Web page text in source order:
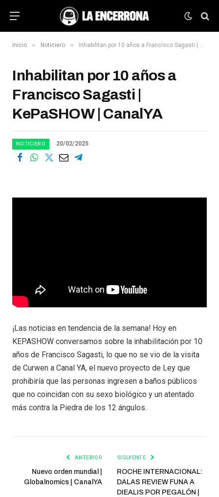
Inicio » Noticiero » Inhabilitan por 10 años a Francisco Sagasti | KePaSHOW | CanalYA
Inhabilitan por 10 años a
Francisco Sagasti |
KePaSHOW | CanalYA
NOTICIERO 20/02/2025
¡Las noticias en tendencia de la semana! Hoy en
KEPASHOW conversamos sobre la inhabilitación por 10
años de Francisco Sagasti, lo que no se vio de la visita
de Curwen a Canal YA, el nuevo proyecto de Ley que
prohibiría que las personas ingresen a baños públicos
que no coincidan con su sexo biológico y un atentado
más contra la Piedra de los 12 ángulos.
ANTERIOR
Nuevo orden mundial |
Globalnomics | CanalYA
SIGUIENTE
ROCHE INTERNACIONAL:
DALAS REVIEW FUNA A
DIEALIS POR PEGALÓN |